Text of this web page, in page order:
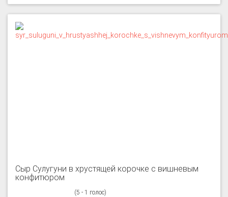
Сыр Сулугуни в хрустящей корочке с вишневым
конфитюром
(5 - 1 голос)